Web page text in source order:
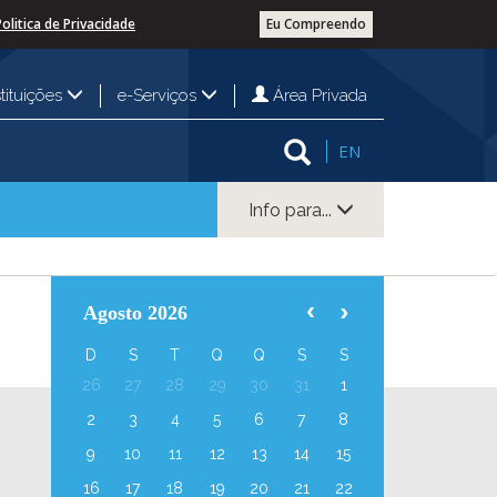
Eu Compreendo
de Privacidade
e-Serviços Área Privada
EN
Info para...
Agosto 2026
D S T Q Q S
S
26
27 28 29 30 31
1
2
3 4 5 6 7
8
9
10 11 12 13 14
15
16
17 18 19 20 21
22